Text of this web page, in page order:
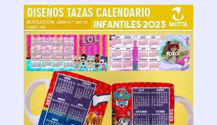
original
era:
150,00 US$.
actual
es:
20,00 US$.